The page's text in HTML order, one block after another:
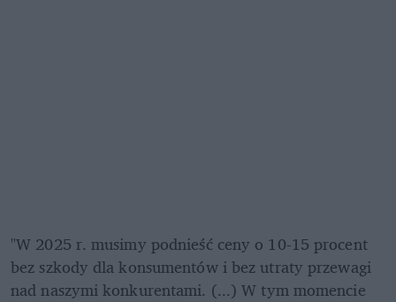
"W 2025 r. musimy podnieść ceny o 10-15 procent
bez szkody dla konsumentów i bez utraty przewagi
nad naszymi konkurentami. (...) W tym momencie